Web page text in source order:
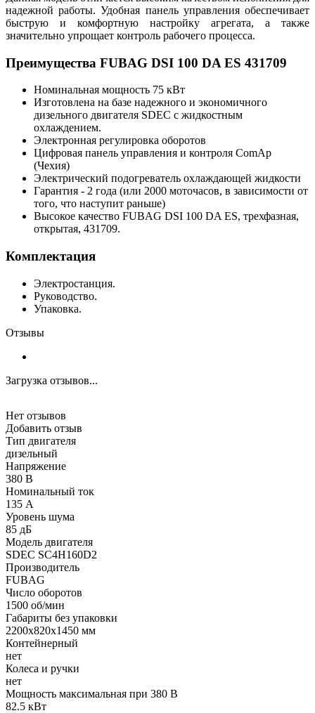
надежной работы. Удобная панель управления обеспечивает
быструю и комфортную настройку агрегата, а также
значительно упрощает контроль рабочего процесса.
Преимущества FUBAG DSI 100 DA ES 431709
Номинальная мощность 75 кВт
Изготовлена на базе надежного и экономичного
дизельного двигателя SDEC с жидкостным
охлаждением.
Электронная регулировка оборотов
Цифровая панель управления и контроля ComAp
(Чехия)
Электрический подогреватель охлаждающей жидкости
Гарантия - 2 года (или 2000 моточасов, в зависимости от
того, что наступит раньше)
Высокое качество FUBAG DSI 100 DA ES, трехфазная,
открытая, 431709.
Комплектация
Электростанция.
Руководство.
Упаковка.
Отзывы
Загрузка отзывов...
Нет отзывов
Добавить отзыв
Тип двигателя
дизельный
Напряжение
380 В
Номинальный ток
135 А
Уровень шума
85 дБ
Модель двигателя
SDEC SC4H160D2
Производитель
FUBAG
Число оборотов
1500 об/мин
Габариты без упаковки
2200х820х1450 мм
Контейнерный
нет
Колеса и ручки
нет
Мощность максимальная при 380 В
82.5 кВт